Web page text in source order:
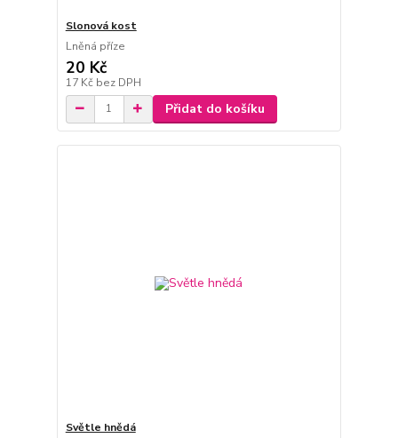
Slonová kost
Lněná příze
20 Kč
17 Kč bez DPH
Přidat do košíku
Světle hnědá